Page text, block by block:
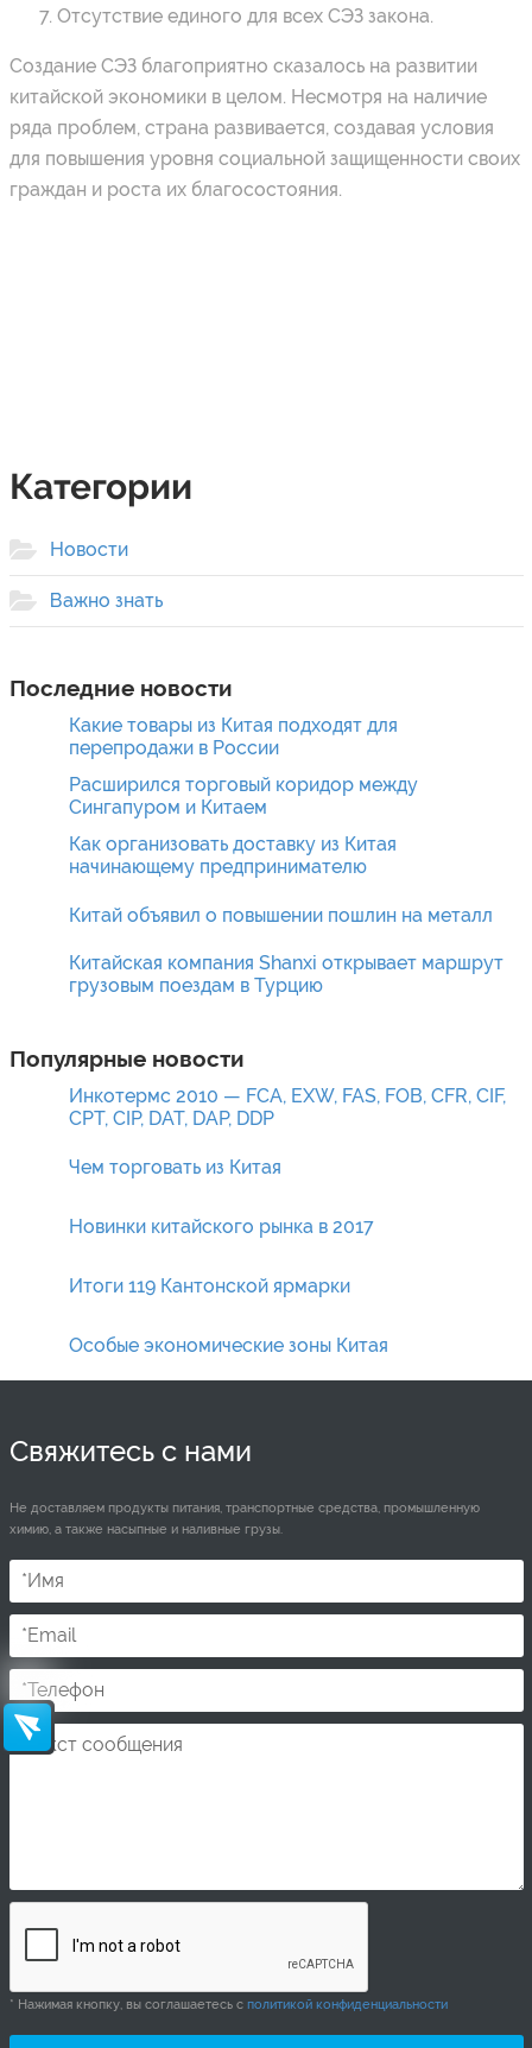
Отсутствие единого для всех СЭЗ закона.
Создание СЭЗ благоприятно сказалось на развитии
китайской экономики в целом. Несмотря на наличие
ряда проблем, страна развивается, создавая условия
для повышения уровня социальной защищенности своих
граждан и роста их благосостояния.
Категории
Новости
Важно знать
Последние новости
Какие товары из Китая подходят для
перепродажи в России
Расширился торговый коридор между
Сингапуром и Китаем
Как организовать доставку из Китая
начинающему предпринимателю
Китай объявил о повышении пошлин на металл
Китайская компания Shanxi открывает маршрут
грузовым поездам в Турцию
Популярные новости
Инкотермс 2010 — FCA, EXW, FAS, FOB, CFR, CIF,
CPT, CIP, DAT, DAP, DDP
Чем торговать из Китая
Новинки китайского рынка в 2017
Итоги 119 Кантонской ярмарки
Особые экономические зоны Китая
Свяжитесь с нами
Не доставляем продукты питания, транспортные средства, промышленную
химию, а также насыпные и наливные грузы.
* Нажимая кнопку, вы соглашаетесь с политикой конфиденциальности